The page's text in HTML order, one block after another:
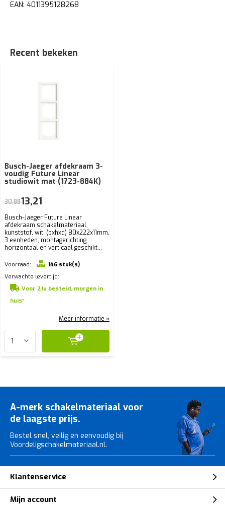
EAN: 4011395128268
Recent bekeken
Busch-Jaeger afdekraam 3-
voudig Future Linear
studiowit mat (1723-884K)
Busch-Jaeger Future Linear
afdekraam schakelmateriaal,
kunststof, wit, (bxhxd) 80x222x11mm,
3 eenheden, montagerichting
horizontaal en verticaal geschikt...
Voorraad:
146 stuk(s)
Verwachte levertijd:
Voor 21u besteld, morgen in
huis*
30,8813,21
Meer informatie »
A-merk schakelmateriaal voor
de laagste prijs.
Bestel snel, veilig en eenvoudig bij
Voordeligschakelmateriaal.nl.
Klantenservice
Mijn account